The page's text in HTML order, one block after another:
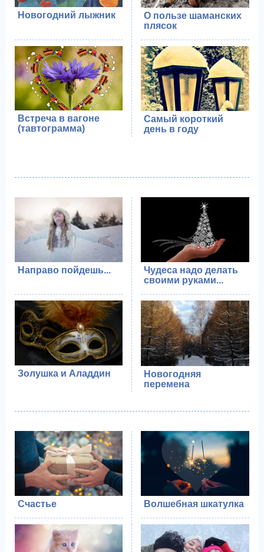
Новогодний лыжник
О пользе шаманских
плясок
Встреча в вагоне
(тавтограмма)
Самый короткий
день в году
Направо пойдешь...
Чудеса надо делать
своими руками...
Золушка и Аладдин
Новогодняя
перемена
Счастье Волшебная шкатулка